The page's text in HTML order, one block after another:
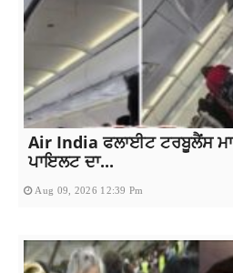
Air India ਫਲਾਈਟ ਟਰਬੂਲੈਂਸ
ਪਾਇਲਟ ਦਾ...
Aug 09, 2026 12:39 Pm